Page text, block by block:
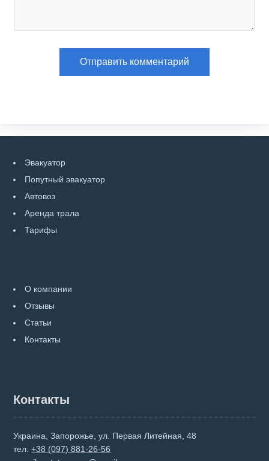
Эвакуатор
Попутный эвакуатор
Автовоз
Аренда трала
Тарифы
О компании
Отзывы
Статьи
Контакты
Контакты
Украина, Запорожье, ул. Первая Литейная, 48
тел:+38 (097) 881-26-56